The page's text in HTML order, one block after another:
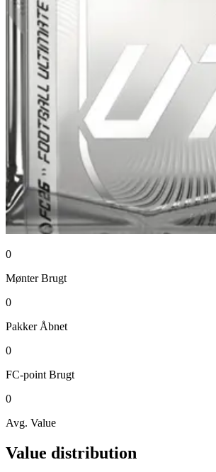
0
Mønter Brugt
0
Pakker Åbnet
0
FC-point Brugt
0
Avg. Value
Value distribution